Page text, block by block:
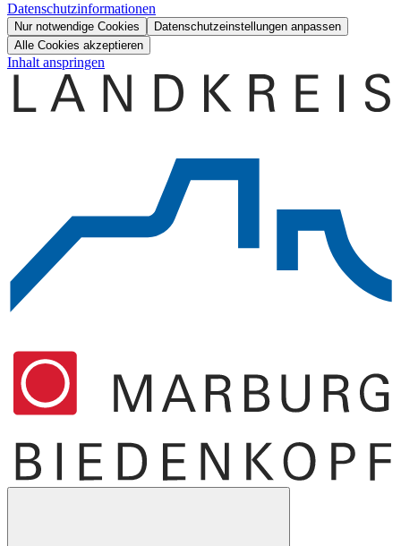
Datenschutzinformationen
Nur notwendige Cookies
Datenschutzeinstellungen anpassen
Alle Cookies akzeptieren
Inhalt anspringen